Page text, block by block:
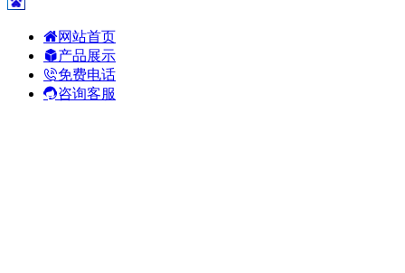
网站首页
产品展示
免费电话
咨询客服